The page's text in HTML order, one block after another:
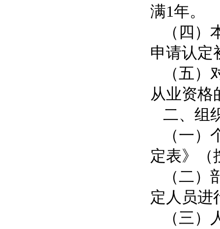
满1年。
（四
申请认定
（五
从业资格
二、组
（一
定表》（
（二
定人员进
（三